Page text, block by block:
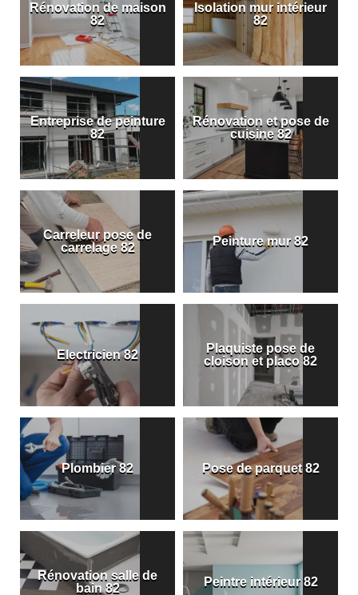
Rénovation de maison
82
Isolation mur intérieur
82
Entreprise de peinture
82
Rénovation et pose de
cuisine 82
Carreleur pose de
carrelage 82
Peinture mur 82
Electricien 82
Plaquiste pose de
cloison et placo 82
Plombier 82 Pose de parquet 82
Rénovation salle de
bain 82
Peintre intérieur 82